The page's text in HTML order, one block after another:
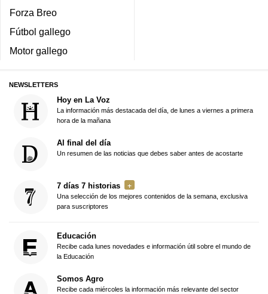
Forza Breo
Fútbol gallego
Motor gallego
NEWSLETTERS
Hoy en La Voz
La información más destacada del día, de lunes a viernes a primera
hora de la mañana
Al final del día
Un resumen de las noticias que debes saber antes de acostarte
7 días 7 historias
Una selección de los mejores contenidos de la semana, exclusiva
para suscriptores
Educación
Recibe cada lunes novedades e información útil sobre el mundo de
la Educación
Somos Agro
Recibe cada miércoles la información más relevante del sector